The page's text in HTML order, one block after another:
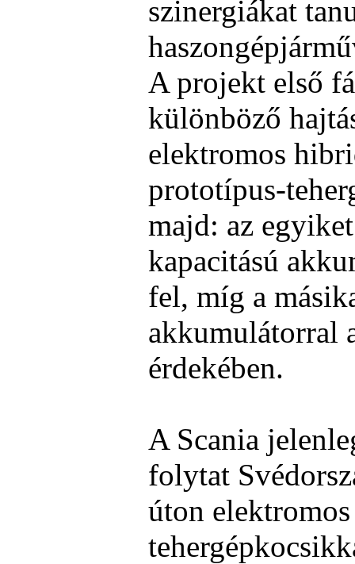
szinergiákat
A projekt első
különböző
elektromos
prototípus-
majd: az
kapacitású
fel, míg a
akkumulátorral
érdekében.
A Scania
folytat
úton